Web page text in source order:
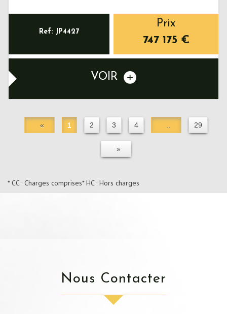
Ref: JP4427
Prix
747 175 €
VOIR
« 1 2 3 4 .. 29
»
* CC : Charges comprises* HC : Hors charges
Nous Contacter